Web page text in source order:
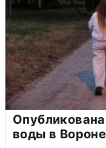
воды в